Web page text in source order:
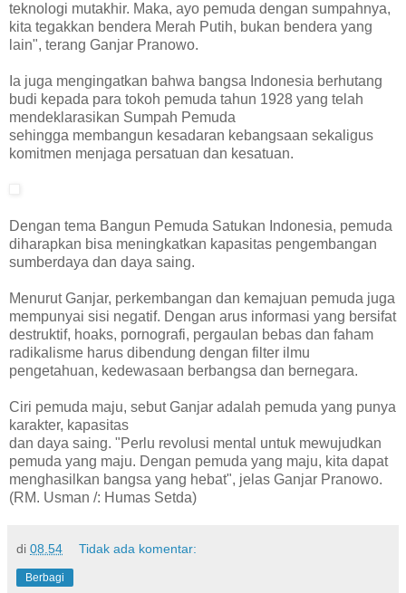
teknologi mutakhir. Maka, ayo pemuda dengan sumpahnya,
kita tegakkan bendera Merah Putih, bukan bendera yang
lain", terang Ganjar Pranowo.
Ia juga mengingatkan bahwa bangsa Indonesia berhutang
budi kepada para tokoh pemuda tahun 1928 yang telah
mendeklarasikan Sumpah Pemuda
sehingga membangun kesadaran kebangsaan sekaligus
komitmen menjaga persatuan dan kesatuan.
Dengan tema Bangun Pemuda Satukan Indonesia, pemuda
diharapkan bisa meningkatkan kapasitas pengembangan
sumberdaya dan daya saing.
Menurut Ganjar, perkembangan dan kemajuan pemuda juga
mempunyai sisi negatif. Dengan arus informasi yang bersifat
destruktif, hoaks, pornografi, pergaulan bebas dan faham
radikalisme harus dibendung dengan filter ilmu
pengetahuan, kedewasaan berbangsa dan bernegara.
Ciri pemuda maju, sebut Ganjar adalah pemuda yang punya
karakter, kapasitas
dan daya saing. "Perlu revolusi mental untuk mewujudkan
pemuda yang maju. Dengan pemuda yang maju, kita dapat
menghasilkan bangsa yang hebat", jelas Ganjar Pranowo.
(RM. Usman /: Humas Setda)
di 08.54 Tidak ada komentar:
Berbagi